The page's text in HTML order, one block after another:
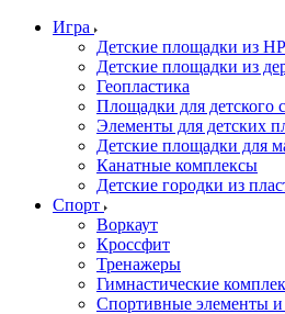
Игра
Детские площадки из
Детские площадки из
Геопластика
Площадки для детского
Элементы для детских
Детские площадки для
Канатные комплексы
Детские городки из
Спорт
Воркаут
Кроссфит
Тренажеры
Гимнастические
Спортивные элементы и